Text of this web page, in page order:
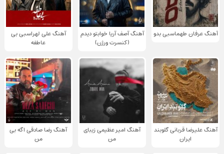
آهنگ عرفان طهماسبی بدو
آهنگ آصف آریا خوابتو دیدم
(کنسرت ورژن)
آهنگ علی لهراسبی بی
عاطفه
آهنگ علیرضا قربانی گلوبند
ایران
آهنگ امیر عظیمی زیبای
من
آهنگ رضا صادقی اگه بی
من